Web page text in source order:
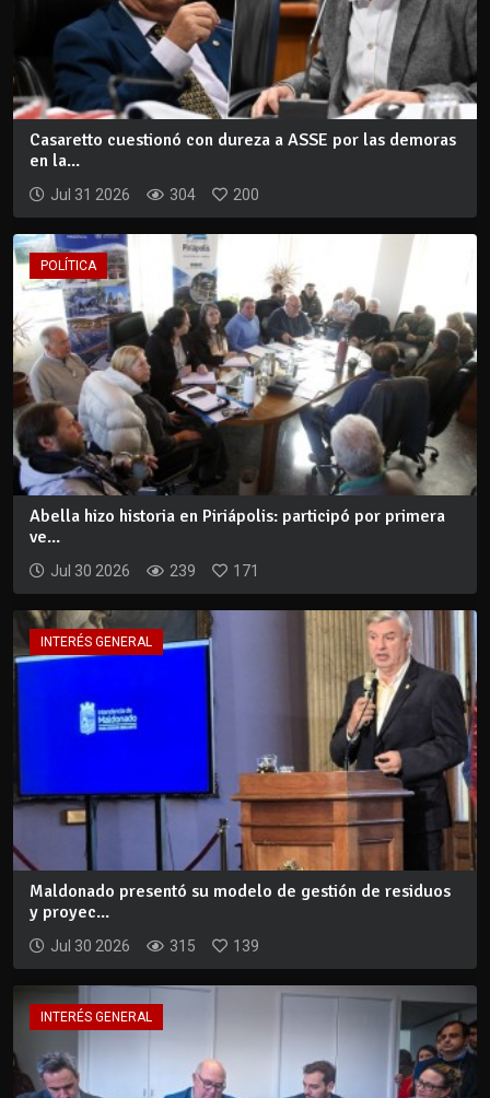
Casaretto cuestionó con dureza a ASSE por las demoras
en la...
Jul 31 2026 304 200
POLÍTICA
Abella hizo historia en Piriápolis: participó por primera
ve...
Jul 30 2026 239 171
INTERÉS GENERAL
Maldonado presentó su modelo de gestión de residuos
y proyec...
Jul 30 2026 315 139
INTERÉS GENERAL